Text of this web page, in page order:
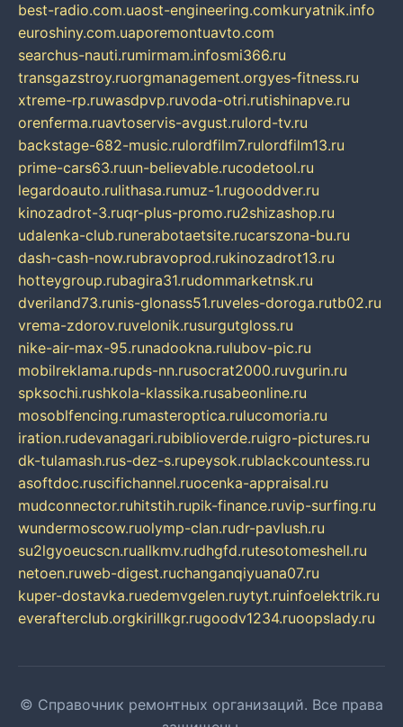
best-radio.com.uaost-engineering.comkuryatnik.info
euroshiny.com.uaporemontuavto.com
searchus-nauti.rumirmam.infosmi366.ru
transgazstroy.ruorgmanagement.orgyes-fitness.ru
xtreme-rp.ruwasdpvp.ruvoda-otri.rutishinapve.ru
orenferma.ruavtoservis-avgust.rulord-tv.ru
backstage-682-music.rulordfilm7.rulordfilm13.ru
prime-cars63.ruun-believable.rucodetool.ru
legardoauto.rulithasa.rumuz-1.rugooddver.ru
kinozadrot-3.ruqr-plus-promo.ru2shizashop.ru
udalenka-club.runerabotaetsite.rucarszona-bu.ru
dash-cash-now.rubravoprod.rukinozadrot13.ru
hotteygroup.rubagira31.rudommarketnsk.ru
dveriland73.runis-glonass51.ruveles-doroga.rutb02.ru
vrema-zdorov.ruvelonik.rusurgutgloss.ru
nike-air-max-95.runadookna.rulubov-pic.ru
mobilreklama.rupds-nn.rusocrat2000.ruvgurin.ru
spksochi.rushkola-klassika.rusabeonline.ru
mosoblfencing.rumasteroptica.rulucomoria.ru
iration.rudevanagari.rubiblioverde.ruigro-pictures.ru
dk-tulamash.rus-dez-s.rupeysok.rublackcountess.ru
asoftdoc.ruscifichannel.ruocenka-appraisal.ru
mudconnector.ruhitstih.rupik-finance.ruvip-surfing.ru
wundermoscow.ruolymp-clan.rudr-pavlush.ru
su2lgyoeucscn.ruallkmv.rudhgfd.rutesotomeshell.ru
netoen.ruweb-digest.ruchanganqiyuana07.ru
kuper-dostavka.ruedemvgelen.ruytyt.ruinfoelektrik.ru
everafterclub.orgkirillkgr.rugoodv1234.ruoopslady.ru
© Справочник ремонтных организаций. Все права